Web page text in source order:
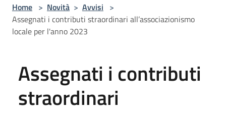
Home > Novità > Avvisi >
Assegnati i contributi straordinari all’associazionismo
locale per l'anno 2023
Assegnati i contributi
straordinari